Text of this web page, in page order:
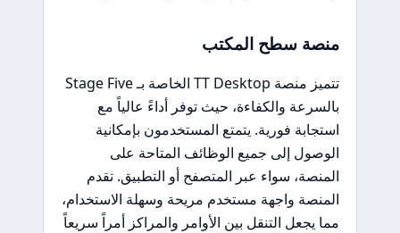
منصة سطح المكتب
تتميز منصة TT Desktop الخاصة بـ Stage Five
بالسرعة والكفاءة، حيث توفر أداءً عالياً مع
استجابة فورية. يتمتع المستخدمون بإمكانية
الوصول إلى جميع الوظائف المتاحة على
المنصة، سواء عبر المتصفح أو التطبيق. تقدم
المنصة واجهة مستخدم مريحة وسهلة الاستخدام،
مما يجعل التنقل بين الأوامر والمراكز أمراً سريعاً